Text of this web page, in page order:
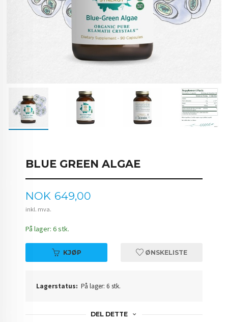
BLUE GREEN ALGAE
Pris
NOK 649,00
inkl. mva.
På lager: 6 stk.
KJØP ØNSKELISTE
Lagerstatus: På lager: 6 stk.
DEL DETTE